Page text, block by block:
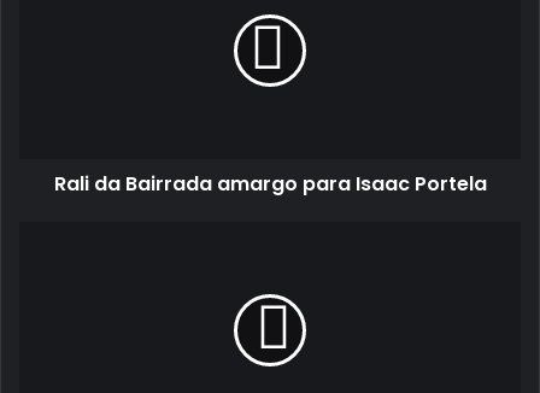
Rali da Bairrada amargo para Isaac Portela